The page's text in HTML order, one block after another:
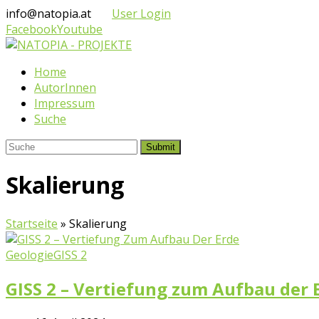
info@natopia.at
User Login
FacebookYoutube
Home
AutorInnen
Impressum
Suche
Submit
Skalierung
Startseite » Skalierung
GeologieGISS 2
GISS 2 – Vertiefung zum Aufbau der